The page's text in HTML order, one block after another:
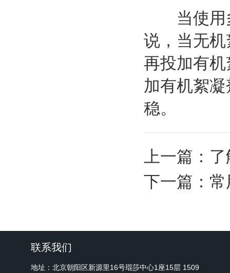
当使用多
说，当无
再投加有
加有机絮
稳。
上一篇：
下一篇： 常
联系我们
地址：北京朝阳区新源里16号琨莎中心1座15层 1509